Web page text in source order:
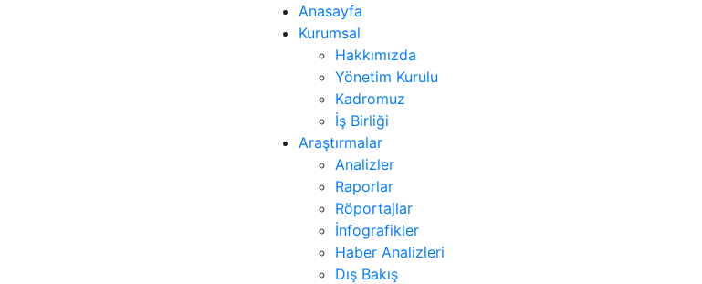
Anasayfa
Kurumsal
Hakkımızda
Yönetim Kurulu
Kadromuz
İş Birliği
Araştırmalar
Analizler
Raporlar
Röportajlar
İnfografikler
Haber Analizleri
Dış Bakış